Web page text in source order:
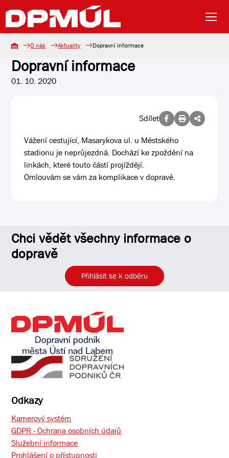
O nás Aktuality Dopravní informace
Dopravní informace
01. 10. 2020
Sdílet
Vážení cestující, Masarykova ul. u Městského
stadionu je neprůjezdná. Dochází ke zpoždění na
linkách, které touto částí projíždějí.
Omlouvám se vám za komplikace v dopravě.
Chci vědět všechny informace o
dopravě
Přihlásit se k odběru
Odkazy
Kamerový systém
GDPR - Ochrana osobních údajů
Služební informace
Prohlášení o přístupnosti